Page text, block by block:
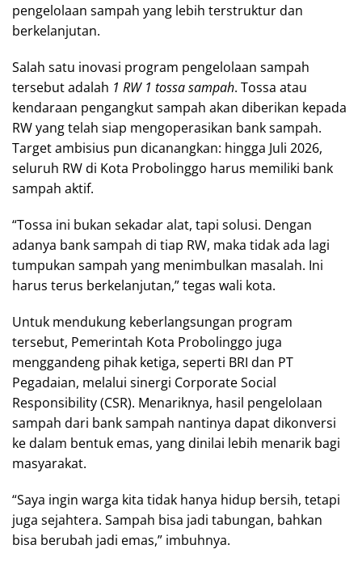
pengelolaan sampah yang lebih terstruktur dan
berkelanjutan.
Salah satu inovasi program pengelolaan sampah
tersebut adalah 1 RW 1 tossa sampah. Tossa atau
kendaraan pengangkut sampah akan diberikan kepada
RW yang telah siap mengoperasikan bank sampah.
Target ambisius pun dicanangkan: hingga Juli 2026,
seluruh RW di Kota Probolinggo harus memiliki bank
sampah aktif.
“Tossa ini bukan sekadar alat, tapi solusi. Dengan
adanya bank sampah di tiap RW, maka tidak ada lagi
tumpukan sampah yang menimbulkan masalah. Ini
harus terus berkelanjutan,” tegas wali kota.
Untuk mendukung keberlangsungan program
tersebut, Pemerintah Kota Probolinggo juga
menggandeng pihak ketiga, seperti BRI dan PT
Pegadaian, melalui sinergi Corporate Social
Responsibility (CSR). Menariknya, hasil pengelolaan
sampah dari bank sampah nantinya dapat dikonversi
ke dalam bentuk emas, yang dinilai lebih menarik bagi
masyarakat.
“Saya ingin warga kita tidak hanya hidup bersih, tetapi
juga sejahtera. Sampah bisa jadi tabungan, bahkan
bisa berubah jadi emas,” imbuhnya.